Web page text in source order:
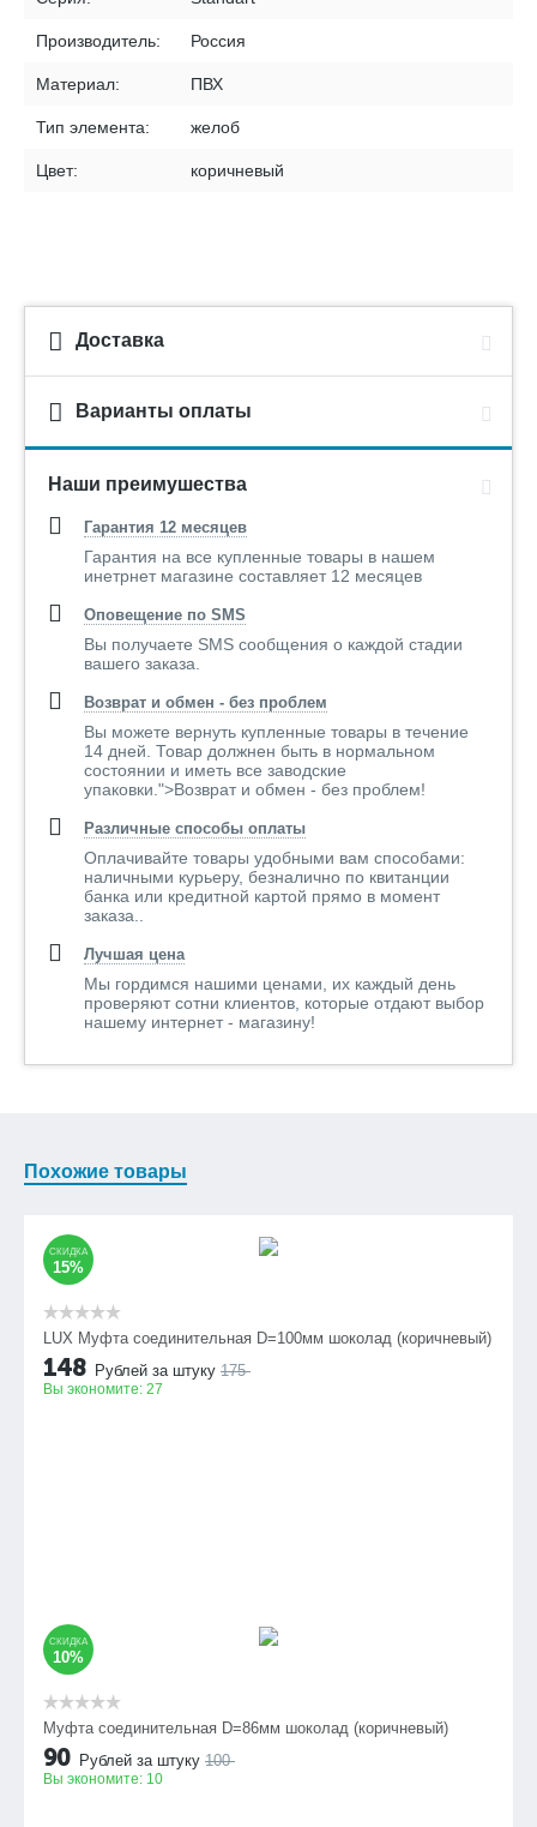
Производитель: Россия
Материал: ПВХ
Тип элемента: желоб
Цвет: коричневый
Доставка
Варианты оплаты
Наши преимушества
Гарантия 12 месяцев
Гарантия на все купленные товары в нашем
инетрнет магазине составляет 12 месяцев
Оповещение по SMS
Вы получаете SMS сообщения о каждой стадии
вашего заказа.
Возврат и обмен - без проблем
Вы можете вернуть купленные товары в течение
14 дней. Товар должнен быть в нормальном
состоянии и иметь все заводские
упаковки.">Возврат и обмен - без проблем!
Различные способы оплаты
Оплачивайте товары удобными вам способами:
наличными курьеру, безналично по квитанции
банка или кредитной картой прямо в момент
заказа..
Лучшая цена
Мы гордимся нашими ценами, их каждый день
проверяют сотни клиентов, которые отдают выбор
нашему интернет - магазину!
Похожие товары
СКИДКА
15%
LUX Муфта соединительная D=100мм шоколад (коричневый)
148 Рублей за штуку 175
Вы экономите: 27
СКИДКА
10%
Муфта соединительная D=86мм шоколад (коричневый)
90 Рублей за штуку 100
Вы экономите: 10